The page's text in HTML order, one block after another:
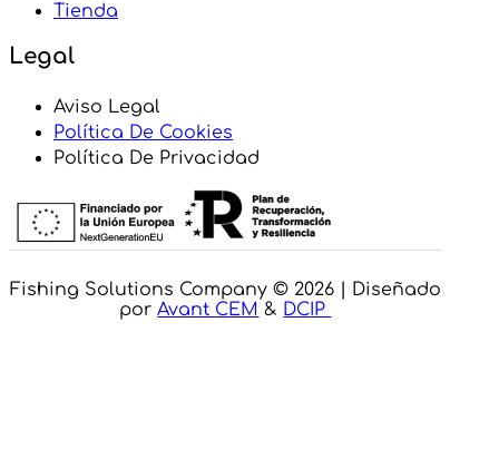
Tienda
Legal
Aviso Legal
Política De Cookies
Política De Privacidad
Fishing Solutions Company © 2026 | Diseñado
porAvant CEM & DCIP